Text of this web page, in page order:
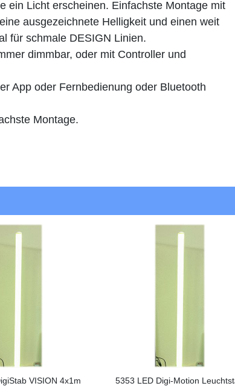
ein Licht erscheinen. Einfachste Montage mit
ausgezeichnete Helligkeit und einen weit
für schmale DESIGN Linien.
dimmbar, oder mit Controller und
App oder Fernbedienung oder Bluetooth
Montage.
VISION 4x1m
5353 LED Digi-Motion